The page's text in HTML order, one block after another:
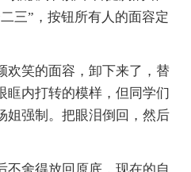
三”，按钮所有人的面容定
笑的面容，卸下来了，替
眶内打转的模样，但同学们
姐强制。把眼泪倒回，然后